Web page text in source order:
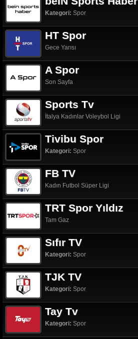
Kategori: Spor
HT Spor
Gece Yarısı
A Spor
Son Sayfa
Sports Tv
İtalya Kadınlar Voleybol Ligi
Tivibu Spor
Kategori: Spor
FB TV
Kadın Futbol Süper Ligi
TRT Spor Yıldız
Tam Gaz
Sıfır TV
Kategori: Spor
TJK TV
Kategori: Spor
Tay Tv
Kategori: Spor